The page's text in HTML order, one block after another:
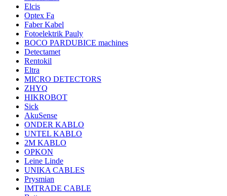
Elcis
Optex Fa
Faber Kabel
Fotoelektrik Pauly
BOCO PARDUBICE machines
Detectamet
Rentokil
Eltra
MICRO DETECTORS
ZHYQ
HIKROBOT
Sick
AkuSense
ONDER KABLO
UNTEL KABLO
2M KABLO
OPKON
Leine Linde
UNIKA CABLES
Prysmian
IMTRADE CABLE